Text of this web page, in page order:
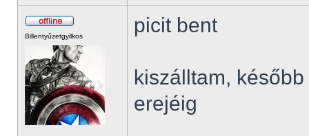
Billentyűzetgyilkos picit bent
kiszálltam,
erejéig